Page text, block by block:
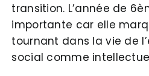
transition. L’année de
importante car elle
tournant dans la vie de
social comme